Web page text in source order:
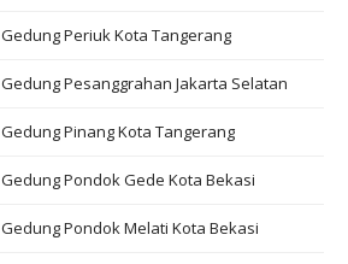
Gedung Periuk Kota Tangerang
Gedung Pesanggrahan Jakarta Selatan
Pinang Kota Tangerang
Gedung Pondok Gede Kota Bekasi
Gedung Pondok Melati Kota Bekasi